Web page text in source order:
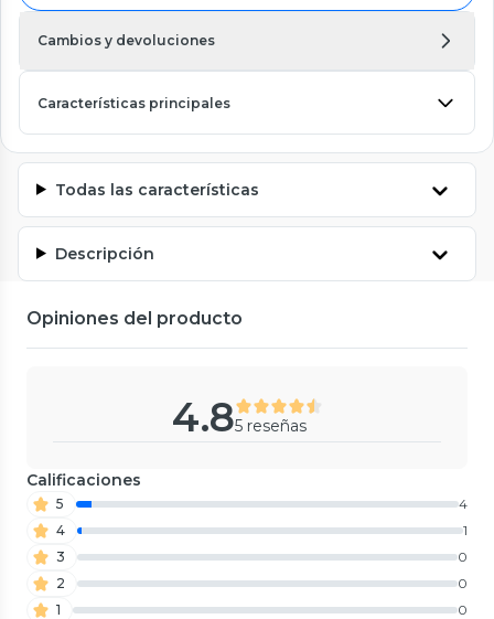
Cambios y devoluciones
Características principales
Todas las características
Descripción
Opiniones del producto
4.85 reseñas
Calificaciones
5
4
4
1
3
0
2
0
1
0